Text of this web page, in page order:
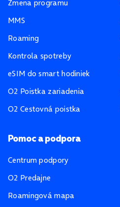
Zmena programu
MMS
Roaming
Kontrola spotreby
eSIM do smart hodiniek
O2 Poistka zariadenia
O2 Cestovná poistka
Pomoc a podpora
Centrum podpory
O2 Predajne
Roamingová mapa